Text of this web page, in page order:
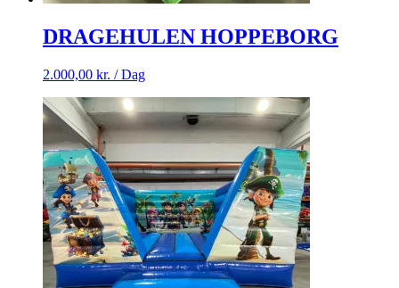
DRAGEHULEN HOPPEBORG
2.000,00 kr. / Dag